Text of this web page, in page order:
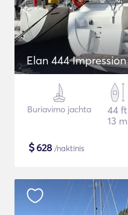
Elan 444 Impression
Buriavimo jachta
44 ft
13 m
$628 /naktinis